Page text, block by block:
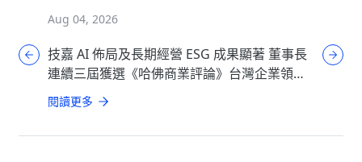
Aug 04, 2026
技嘉 AI 佈局及長期經營 ESG 成果顯著 董事長
連續三屆獲選《哈佛商業評論》台灣企業領袖
100強
閱讀更多
技嘉